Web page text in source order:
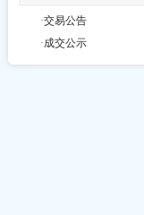
·交易公告
·成交公示